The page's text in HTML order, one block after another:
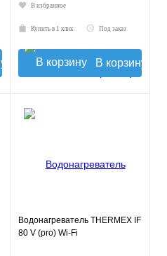
В избранное
Купить в 1 клик Под заказ
В корзину
Водонагреватель THERMEX IF
80 V (pro) Wi-Fi